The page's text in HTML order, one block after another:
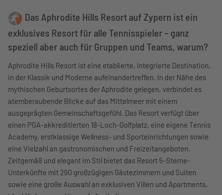
Das Aphrodite Hills Resort auf Zypern ist ein
exklusives Resort für alle Tennisspieler – ganz
speziell aber auch für Gruppen und Teams, warum?
Aphrodite Hills Resort ist eine etablierte, integrierte Destination,
in der Klassik und Moderne aufeinandertreffen. In der Nähe des
mythischen Geburtsortes der Aphrodite gelegen, verbindet es
atemberaubende Blicke auf das Mittelmeer mit einem
ausgeprägten Gemeinschaftsgefühl. Das Resort verfügt über
einen PGA-akkreditierten 18-Loch-Golfplatz, eine eigene Tennis
Academy, erstklassige Wellness- und Sporteinrichtungen sowie
eine Vielzahl an gastronomischen und Freizeitangeboten.
Zeitgemäß und elegant im Stil bietet das Resort 5-Sterne-
Unterkünfte mit 290 großzügigen Gästezimmern und Suiten
sowie eine große Auswahl an exklusiven Villen und Apartments,